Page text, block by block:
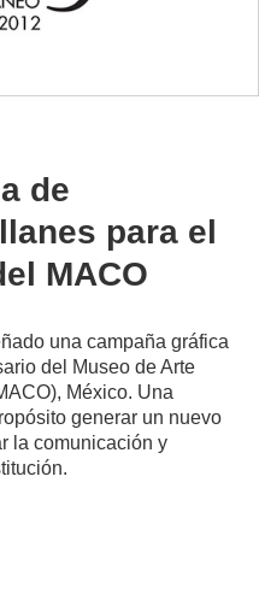
de
para el
MACO
una campaña gráfica
del Museo de Arte
México. Una
generar un nuevo
la comunicación y
author/redaccion/